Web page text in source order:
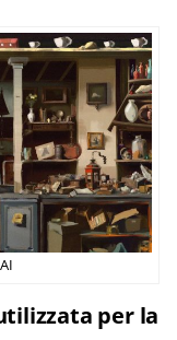
per la